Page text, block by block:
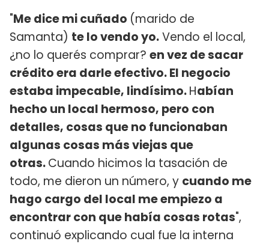
"Me dice mi cuñado (marido de
Samanta) te lo vendo yo.Vendo el local,
¿no lo querés comprar? en vez de sacar
crédito era darle efectivo. El negocio
estaba impecable, lindísimo.Habían
hecho un local hermoso, pero con
detalles, cosas que no funcionaban
algunas cosas más viejas que
otras.Cuando hicimos la tasación de
todo, me dieron un número, y cuando me
hago cargo del local me empiezo a
encontrar con que había cosas rotas",
continuó explicando cual fue la interna